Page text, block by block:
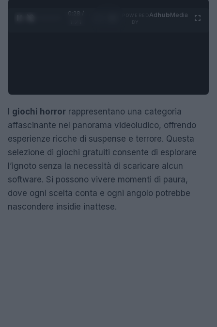
0:29 /
AdhubMedia
I giochi horror rappresentano una categoria
affascinante nel panorama videoludico, offrendo
esperienze ricche di suspense e terrore. Questa
selezione di giochi gratuiti consente di esplorare
l’ignoto senza la necessità di scaricare alcun
software. Si possono vivere momenti di paura,
dove ogni scelta conta e ogni angolo potrebbe
nascondere insidie inattese.